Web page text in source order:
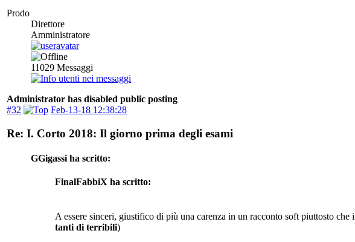
Prodo
Direttore
Amministratore
11029 Messaggi
Administrator has disabled public posting
#32
Feb-13-18 12:38:28
Re: I. Corto 2018: Il giorno prima degli esami
GGigassi ha scritto:
FinalFabbiX ha scritto:
A essere sinceri, giustifico di più una carenza in un racconto soft piuttosto che
tanti di terribili)